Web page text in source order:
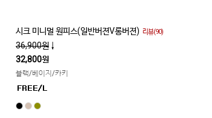
시크 미니멀 원피스(일반버젼V롱버젼) 리뷰(90)
36,900원 ↓
32,800원
블랙/베이지/카키